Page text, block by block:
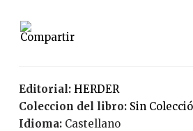
Editorial:
HERDER
Coleccion del libro:
Sin
Idioma:
Castellano